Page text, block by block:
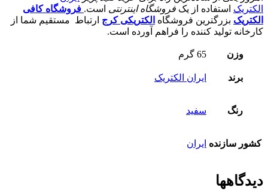
الکتریک استفاده از یک فروشگاه اینترنتی است. فروشگاه کافی
الکتریک بزرگترین فروشگاه الکتریکی کرج ارتباط مستقیم شما از
کارخانه تولید کننده را فراهم آورده است.
وزن 65 گرم
برند ایران الکتریک
رنگ سفید
کشور سازنده ایران
دیدگاهها